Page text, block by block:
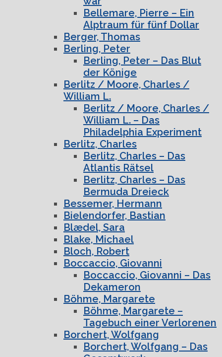
Bellemare, Pierre – Ein
Alptraum für fünf Dollar
Berger, Thomas
Berling, Peter
Berling, Peter – Das Blut
der Könige
Berlitz / Moore, Charles /
William L.
Berlitz / Moore, Charles /
William L. – Das
Philadelphia Experiment
Berlitz, Charles
Berlitz, Charles – Das
Atlantis Rätsel
Berlitz, Charles – Das
Bermuda Dreieck
Bessemer, Hermann
Bielendorfer, Bastian
Blædel, Sara
Blake, Michael
Bloch, Robert
Boccaccio, Giovanni
Boccaccio, Giovanni – Das
Dekameron
Böhme, Margarete
Böhme, Margarete –
Tagebuch einer Verlorenen
Borchert, Wolfgang
Borchert, Wolfgang – Das